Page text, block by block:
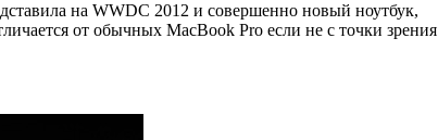
на WWDC 2012 и совершенно новый ноутбук,
от обычных MacBook Pro если не с точки зрения